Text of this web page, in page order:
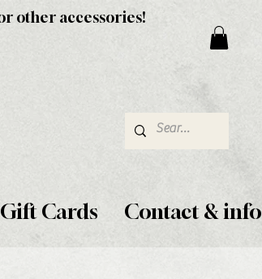
other accessories!
Gift Cards Contact & info